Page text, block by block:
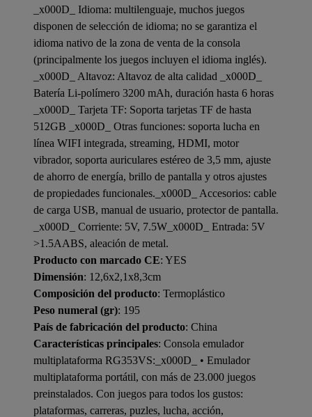
_x000D_ Idioma: multilenguaje, muchos juegos
disponen de selección de idioma; no se garantiza el
idioma nativo de la zona de venta de la consola
(principalmente los juegos incluyen el idioma inglés).
_x000D_ Altavoz: Altavoz de alta calidad _x000D_
Batería Li-polímero 3200 mAh, duración hasta 6 horas
_x000D_ Tarjeta TF: Soporta tarjetas TF de hasta
512GB _x000D_ Otras funciones: soporta lucha en
línea WIFI integrada, streaming, HDMI, motor
vibrador, soporta auriculares estéreo de 3,5 mm, ajuste
de ahorro de energía, brillo de pantalla y otros ajustes
de propiedades funcionales._x000D_ Accesorios: cable
de carga USB, manual de usuario, protector de pantalla.
_x000D_ Corriente: 5V, 7.5W_x000D_ Entrada: 5V
>1.5AABS, aleación de metal.
Producto con marcado CE: YES
Dimensión: 12,6x2,1x8,3cm
Composición del producto: Termoplástico
Peso numeral (gr): 195
País de fabricación del producto: China
Características principales: Consola emulador
multiplataforma RG353VS:_x000D_ • Emulador
multiplataforma portátil, con más de 23.000 juegos
preinstalados. Con juegos para todos los gustos:
plataformas, carreras, puzles, lucha, acción,